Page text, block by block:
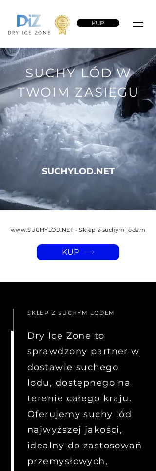
KUP
SUCHY LÓD W
TWOIM ZASIĘGU
SUCHYLOD.NET
www.SUCHYLOD.NET- Sklep z suchym lodem
KUP
SKLEP Z SUCHYM LODEM
Dry Ice Zone to
sprawdzony partner w
dostawie suchego
lodu, dostępnego na
terenie całego kraju.
Oferujemy suchy lód
najwyższej jakości,
idealny do zastosowań
przemysłowych,